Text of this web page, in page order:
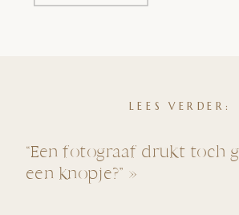
“Een fotograaf drukt toch
een knopje?” »
LEES VERDER: